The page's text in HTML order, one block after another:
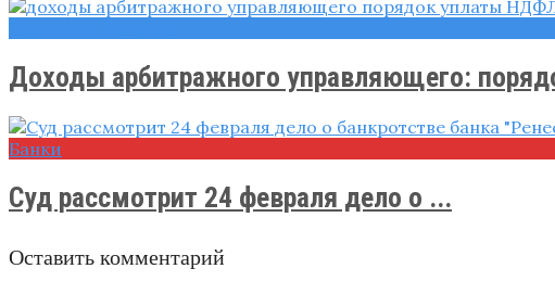
Доходы арбитражного управляющего:
Банки
Суд рассмотрит 24 февраля дело о ...
Оставить комментарий